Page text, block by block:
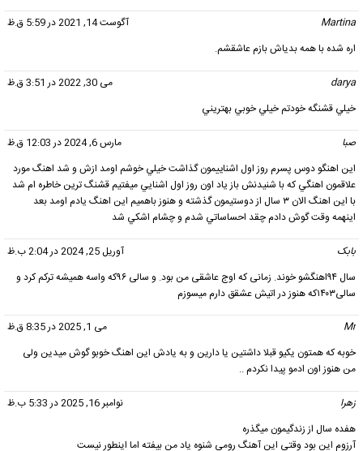
Martina
آگوست 14, 2021 در 5:59 ق.ظ
اره شده با همه بدیاش بازم عاشقشم.
darya
می 30, 2022 در 3:51 ق.ظ
خيلي قشنگه خودتم خيلي خوبي بهتريني
صبا
مارس 6, 2024 در 12:03 ق.ظ
اين اهنگو دوس پسرم روز اول اشناييمون گذاشت خيلي خوشم اومد ازش و شد اهنگ مورد
علاقمون اهنگي كه با شنيدنش باز ياد اون روز اول اشنايي ميفتيم قشنگ ترين خاطره ام شد
با اين اهنگ الان ٣ سال از دوستيمون گذشته و هنوز باهميم اين اهنگ يادم اومد بعد
اينهمه وقت گوش دادم چقد احساساتي شدم و چشام اشكي شد
بابک
آوریل 25, 2024 در 2:04 ب.ظ
سال ۹۴اهنگشو خوند. زمانی که اوج عاشقی من بود. و سالی ۹۶که واسه همیشه ترکم کرد و
سالی۱۴۰۳که هنوز در اتیش عشقق دارم میسوزم
Mr
می 1, 2025 در 8:35 ق.ظ
خوبه که همتون یکیو قبلا داشتین یا دارین و به یادش این اهنگ خوبو گوش میدین ولی
من هنوز اون ادمو پیدا نکردم ..
زهرا
نوامبر 16, 2025 در 5:33 ب.ظ
هفده سال از زندگیمون میگذره
آرزوم این بود وقتی این آهنگ رو‌می شنوه یاد من بیفته اما اینطور نیست